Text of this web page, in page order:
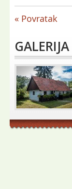
« Povratak